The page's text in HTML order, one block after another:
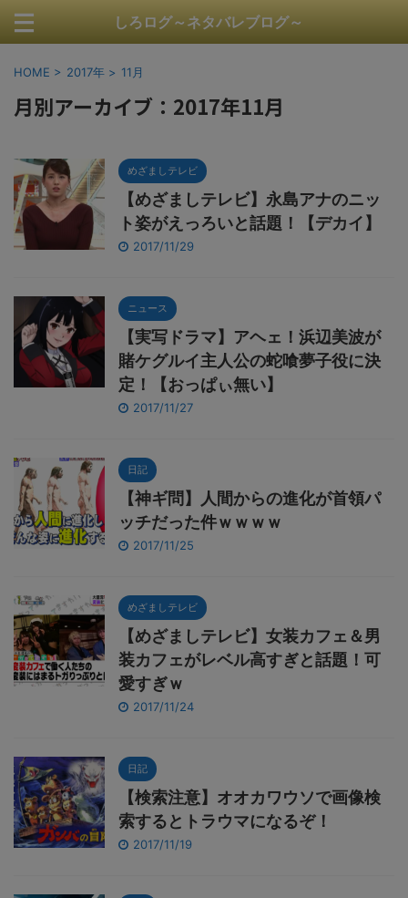
しろログ～ネタバレブログ～
HOME > 2017年 > 11月
月別アーカイブ：2017年11月
めざましテレビ
【めざましテレビ】永島アナのニッ
ト姿がえっろいと話題！【デカイ】
2017/11/29
ニュース
【実写ドラマ】アヘェ！浜辺美波が
賭ケグルイ主人公の蛇喰夢子役に決
定！【おっぱぃ無い】
2017/11/27
日記
【神ギ問】人間からの進化が首領パ
ッチだった件ｗｗｗｗ
2017/11/25
めざましテレビ
【めざましテレビ】女装カフェ＆男
装カフェがレベル高すぎと話題！可
愛すぎｗ
2017/11/24
日記
【検索注意】オオカワウソで画像検
索するとトラウマになるぞ！
2017/11/19